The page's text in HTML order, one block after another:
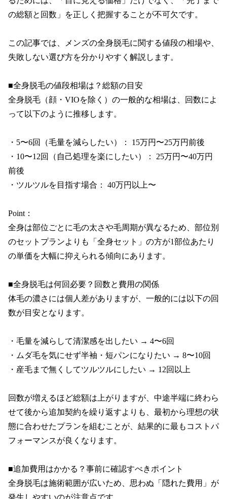
の総額と回数」を正しく把握することが不可欠です。
この記事では、メンズの全身脱毛に関する値段の相場や、
失敗しない選び方を分かりやすく解説します。
■全身脱毛の値段相場は？総額の目安
全身脱毛（顔・VIOを除く）の一般的な相場は、回数によ
って以下のように推移します。
・5〜6回（毛量を減らしたい）： 15万円〜25万円前後
・10〜12回（自己処理を楽にしたい）： 25万円〜40万円
前後
・ツルツルを目指す場合： 40万円以上〜
Point：
全身は部位ごとに毛の太さや毛周期が異なるため、部位別
のセットプランよりも「全身セット」の方が1部位あたり
の単価を大幅に抑えられる傾向にあります。
■全身脱毛は何回必要？回数と費用の関係
体毛の濃さには個人差がありますが、一般的には以下の回
数が目安となります。
・毛量を減らして清潔感を出したい → 4〜6回
・ムダ毛を気にせず半袖・短パンになりたい → 8〜10回
・産毛まで無くしてツルツルにしたい → 12回以上
回数が増えるほど総額は上がりますが、中途半端に終わら
せて後から追加契約を繰り返すよりも、最初から理想の状
態に合わせたプランを組むことが、結果的に最もコストパ
フォーマンスが良くなります。
■追加費用はかかる？事前に確認すべきポイント
全身脱毛は施術範囲が広いため、思わぬ「隠れた費用」が
発生しやすいのが注意点です。